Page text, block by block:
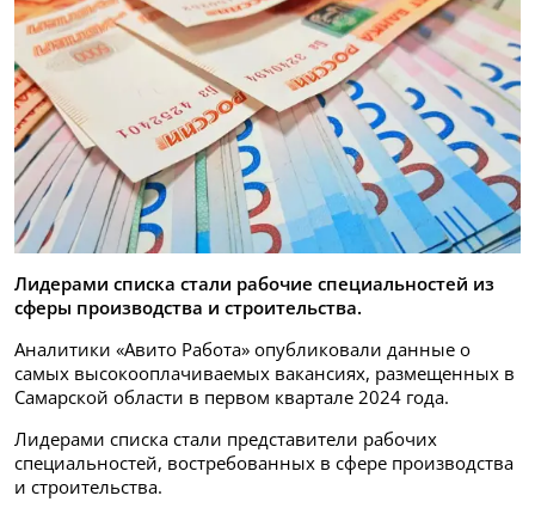
Лидерами списка стали рабочие специальностей из
сферы производства и строительства.
Аналитики «Авито Работа» опубликовали данные о
самых высокооплачиваемых вакансиях, размещенных в
Самарской области в первом квартале 2024 года.
Лидерами списка стали представители рабочих
специальностей, востребованных в сфере производства
и строительства.